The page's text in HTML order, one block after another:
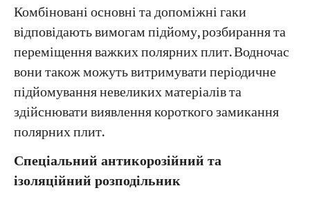
Комбіновані основні та допоміжні гаки
відповідають вимогам підйому, розбирання та
переміщення важких полярних плит. Водночас
вони також можуть витримувати періодичне
підйомування невеликих матеріалів та
здійснювати виявлення короткого замикання
полярних плит.
Спеціальний антикорозійний та
ізоляційний розподільник